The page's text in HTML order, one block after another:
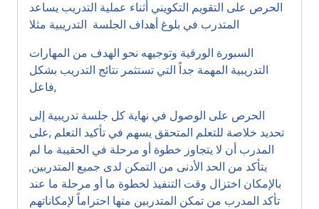
الحرص على التقويم التكويني أثناء عملية التدريب يساعد
السبورة الورقية وتوجيهه نحو الهدف من المهارات
التدريبية المهمة جداً التي تستثمر نتائج التدريب بشكل
فاعل,
الحرص على الوصول في نهاية كل جلسة تدريبية إلى
تحديد خلاصة للتعلم المتحقق يسهم في تأكيد التعلم ,على
المدرب أن لا يتجاوز خطوة أو مرحلة في الحقيبة ما لم
يتأكد من الحد الأدنى من التمكن لدى جميع المتدربين,
بالإمكان اختزال وقت التنفيذ لخطوة ما أو مرحلة ما عند
تأكد المدرب من تمكن المتدربين منها احتراماً لإمكاناتهم